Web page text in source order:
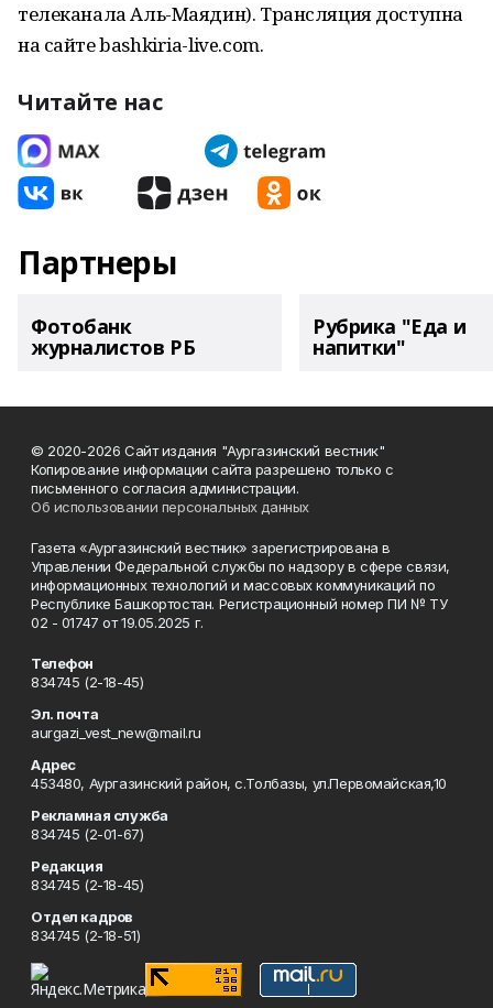
телеканала Аль-Маядин). Трансляция доступна
на сайте bashkiria-live.com.
Читайте нас
Партнеры
Фотобанк
журналистов РБ
Рубрика "Еда и
напитки"
© 2020-2026 Сайт издания "Аургазинский вестник"
Копирование информации сайта разрешено только с
письменного согласия администрации.
Об использовании персональных данных
Газета «Аургазинский вестник» зарегистрирована в
Управлении Федеральной службы по надзору в сфере связи,
информационных технологий и массовых коммуникаций по
Республике Башкортостан. Регистрационный номер ПИ № ТУ
02 - 01747 от 19.05.2025 г.
Телефон
834745 (2-18-45)
Эл. почта
aurgazi_vest_new@mail.ru
Адрес
453480, Аургазинский район, с.Толбазы, ул.Первомайская,10
Рекламная служба
834745 (2-01-67)
Редакция
834745 (2-18-45)
Отдел кадров
834745 (2-18-51)